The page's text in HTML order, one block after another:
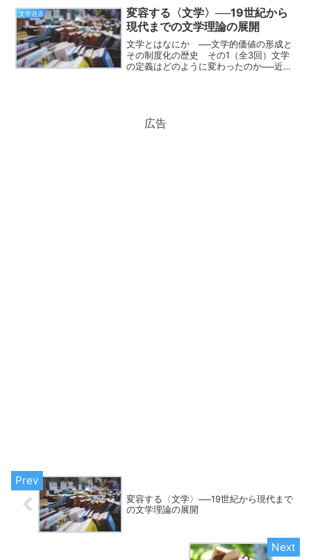
文学逍遥
変容する〈文学〉──19世紀から
現代までの文学理論の展開
文学とはなにか ──文学的価値の形成と
その制度化の歴史 その1（全3回）文学
の定義はどのように変わったのか──近代
広告
変容する〈文学〉──19世紀から現代まで
の文学理論の展開